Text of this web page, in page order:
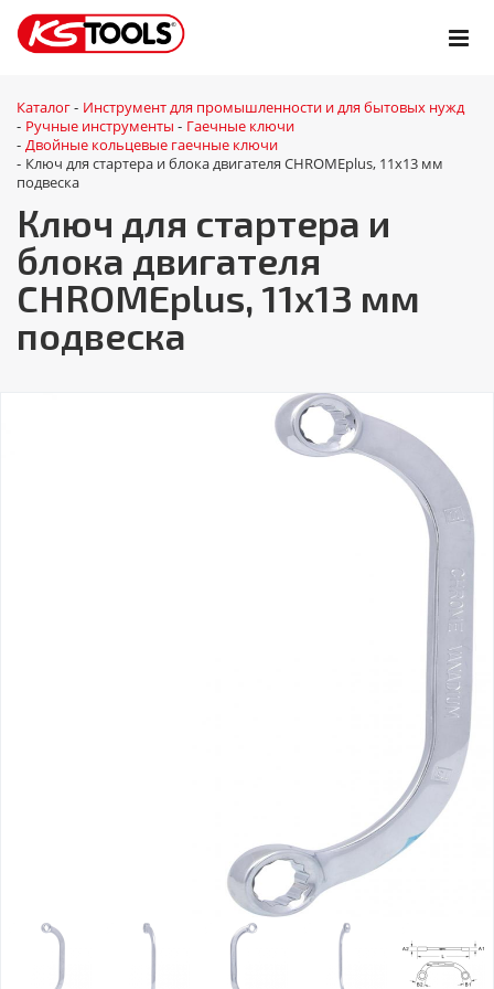
Каталог - Инструмент для промышленности и для бытовых нужд
- Ручные инструменты - Гаечные ключи
- Двойные кольцевые гаечные ключи
- Ключ для стартера и блока двигателя CHROMEplus, 11х13 мм
подвеска
Ключ для стартера и
блока двигателя
CHROMEplus, 11х13 мм
подвеска